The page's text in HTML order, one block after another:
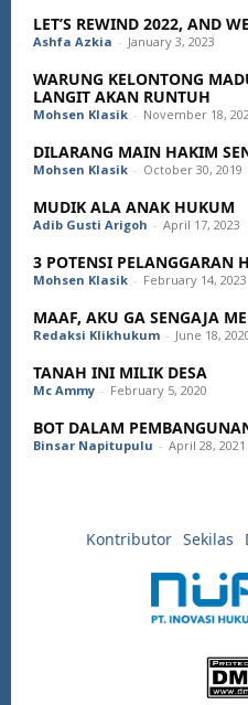
LET’S REWIND 2022, AND
Ashfa Azkia - January 3, 2023
WARUNG KELONTONG
LANGIT AKAN RUNTUH
Mohsen Klasik - November 18,
DILARANG MAIN HAKIM
Mohsen Klasik - October 30, 2019
MUDIK ALA ANAK HUKUM
Adib Gusti Arigoh - April 17, 2023
3 POTENSI PELANGGARAN
Mohsen Klasik - February 14, 2023
MAAF, AKU GA SENGAJA
Redaksi Klikhukum - June 18,
TANAH INI MILIK DESA
Mc Ammy - February 5, 2020
BOT DALAM
Binsar Napitupulu - April 28, 2021
Kontributor Sekilas